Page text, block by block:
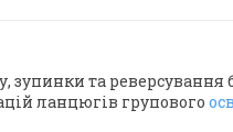
зупинки та
ланцюгів групового